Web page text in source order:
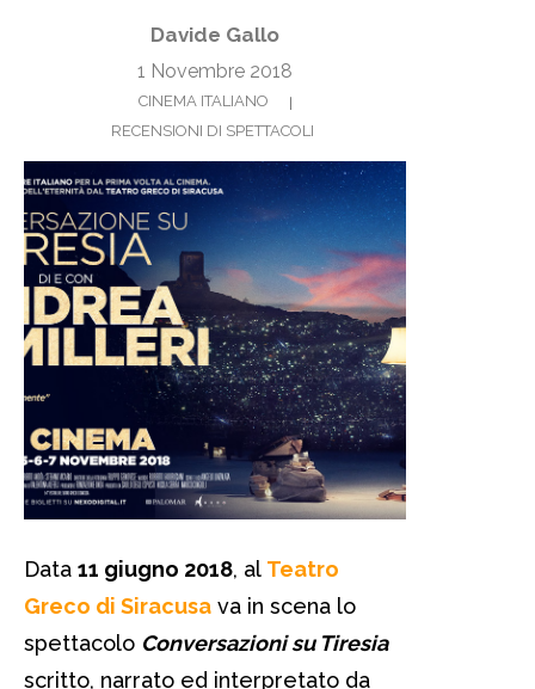
Davide Gallo
1 Novembre 2018
CINEMA ITALIANO
RECENSIONI DI SPETTACOLI
Data 11 giugno 2018, al Teatro
Greco di Siracusa va in scena lo
spettacolo Conversazioni su Tiresia
scritto, narrato ed interpretato da